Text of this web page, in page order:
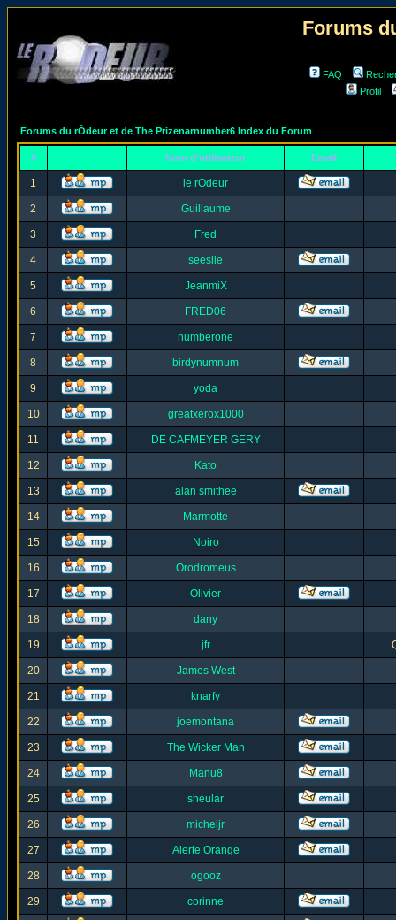
Forums
FAQ
Profil
Forums du rÔdeur et de The Prizenarnumber6 Index du Forum
# Nom d'utilisateur Email
1 le rOdeur
2 Guillaume
3 Fred
4 seesile
5 JeanmiX
6 FRED06
7 numberone
8 birdynumnum
9 yoda
10 greatxerox1000
11 DE CAFMEYER GERY
12 Kato
13 alan smithee
14 Marmotte
15 Noiro
16 Orodromeus
17 Olivier
18 dany
19 jfr
20 James West
21 knarfy
22 joemontana
23 The Wicker Man
24 Manu8
25 sheular
26 micheljr
27 Alerte Orange
28 ogooz
29 corinne